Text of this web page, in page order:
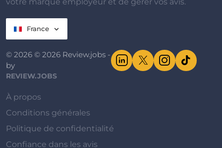
votre marque employeur et de gérer vos avis.
France
© 2026 © 2026 Review.jobs -
by
REVIEW.JOBS
À propos
Conditions générales
Politique de confidentialité
Confiance dans les avis